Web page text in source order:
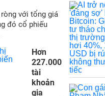
với tổng giá
đó cổ phiếu
Hơn
227.000
tài
khoản
gia